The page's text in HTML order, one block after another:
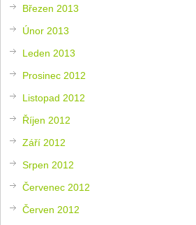
Březen 2013
Únor 2013
Leden 2013
Prosinec 2012
Listopad 2012
Říjen 2012
Září 2012
Srpen 2012
Červenec 2012
Červen 2012